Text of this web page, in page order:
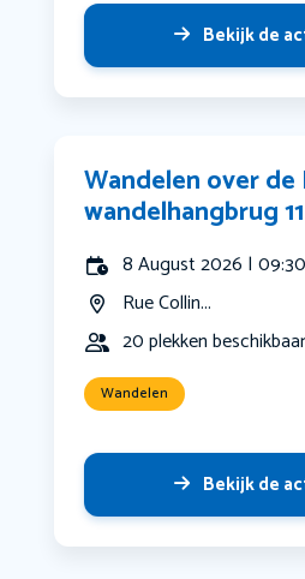
Bekijk de
Wandelen over de
wandelhangbrug
8 August 2026 | 09:30
Rue Collin...
20 plekken beschikbaar
Wandelen
Bekijk de